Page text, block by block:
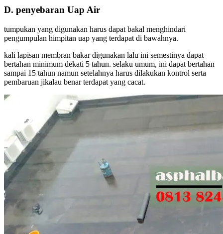
D. penyebaran Uap Air
tumpukan yang digunakan harus dapat bakal menghindari
pengumpulan himpitan uap yang terdapat di bawahnya.
kali lapisan membran bakar digunakan lalu ini semestinya dapat
bertahan minimum dekati 5 tahun. selaku umum, ini dapat bertahan
sampai 15 tahun namun setelahnya harus dilakukan kontrol serta
pembaruan jikalau benar terdapat yang cacat.